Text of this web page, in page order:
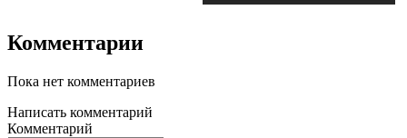
Комментарии
Пока нет комментариев
Написать комментарий
Комментарий